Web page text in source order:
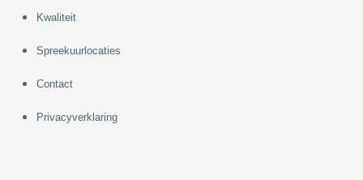
Kwaliteit
Spreekuurlocaties
Contact
Privacyverklaring